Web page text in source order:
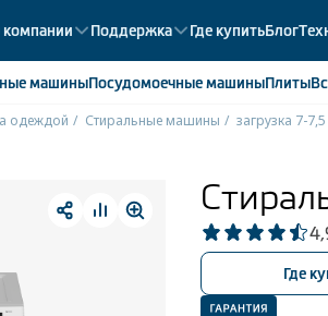
Поддержка Где купитьБлог
машиныПосудомоечныемашиныПлиты
одеждой Стиральные машины загрузка 7-7,5
Где